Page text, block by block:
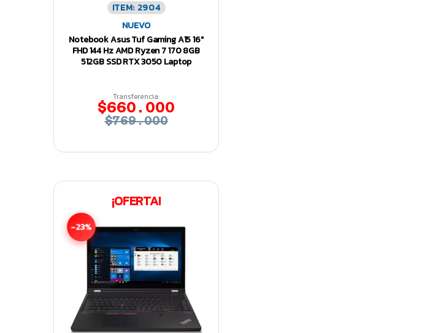
ITEM: 2904
NUEVO
Notebook Asus Tuf Gaming A15 16″
FHD 144 Hz AMD Ryzen 7 170 8GB
512GB SSD RTX 3050 Laptop
Transferencia:
$660.000
$769.000
¡OFERTA!
-23%